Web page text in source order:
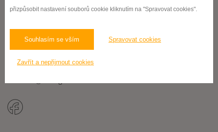
přizpůsobit nastavení souborů cookie kliknutím na "Spravovat cookies".
Souhlasím se vším Spravovat cookies
Zavřít a nepřijmout cookies
+420 599 507 610
info@semag.cz
CUKRÁRNA a E-SHOP